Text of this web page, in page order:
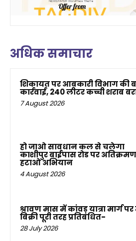
अधिक समाचार
शिकायत पर आबकारी विभाग की
कार्रवाई, 240 लीटर कच्ची शराब
7 August 2026
हो जाओ सावधान कल से चलेगा
काशीपुर बाईपास रोड पर अतिक्रमण
हटाओ अभियान
4 August 2026
श्रावण मास में कांवड़ यात्रा मार्ग
बिक्री पूरी तरह प्रतिबंधित-
28 July 2026